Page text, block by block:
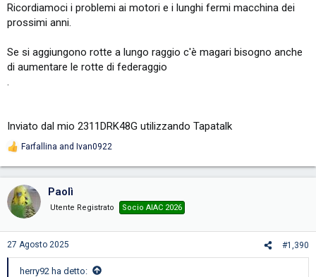
Ricordiamoci i problemi ai motori e i lunghi fermi macchina dei
prossimi anni.
Se si aggiungono rotte a lungo raggio c'è magari bisogno anche
di aumentare le rotte di federaggio
.
Inviato dal mio 2311DRK48G utilizzando Tapatalk
R
t
i
n
s
Farfallina and Ivan0922
Paolì
Utente Registrato Socio AIAC 2026
27 Agosto 2025 #1,390
herry92 ha detto: